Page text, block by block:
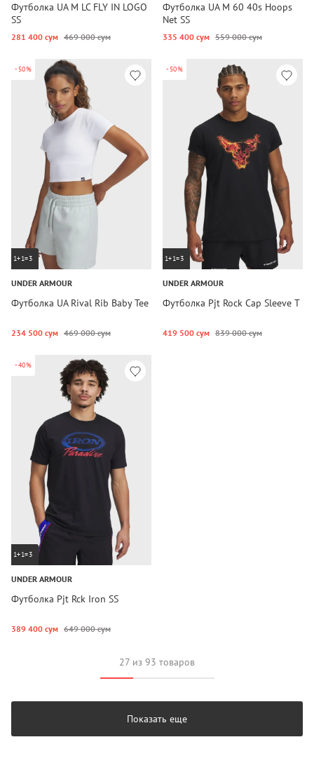
Футболка UA M LC FLY IN LOGO
SS
281 400 сум 469 000 сум
Футболка UA M 60 40s Hoops
Net SS
335 400 сум 559 000 сум
-50%
1+1=3
UNDER ARMOUR
Футболка UA Rival Rib Baby Tee
234 500 сум 469 000 сум
-50%
1+1=3
UNDER ARMOUR
Футболка Pjt Rock Cap Sleeve T
419 500 сум 839 000 сум
-40%
1+1=3
UNDER ARMOUR
Футболка Pjt Rck Iron SS
389 400 сум 649 000 сум
27 из 93 товаров
Показать еще